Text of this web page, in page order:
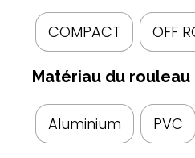
COMPACT OFF
Matériau du rouleau
Aluminium PVC